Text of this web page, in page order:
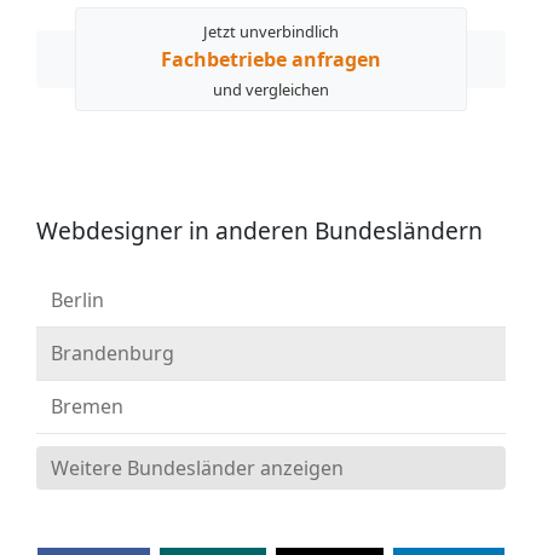
Jetzt unverbindlich
Fachbetriebe anfragen
und vergleichen
Webdesigner in anderen Bundesländern
Berlin
Brandenburg
Bremen
Weitere Bundesländer anzeigen